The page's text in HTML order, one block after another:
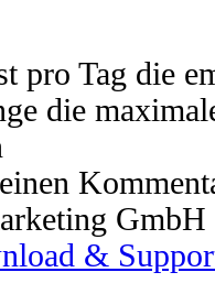
pro Tag die
die
GmbH
&